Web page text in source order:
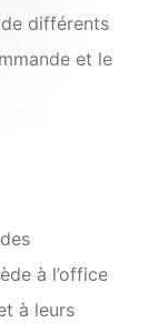
différents
et le
à l’office
à leurs